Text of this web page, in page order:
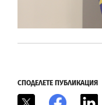
СПОДЕЛЕТЕ ПУБЛИКАЦИЯ
Facebook